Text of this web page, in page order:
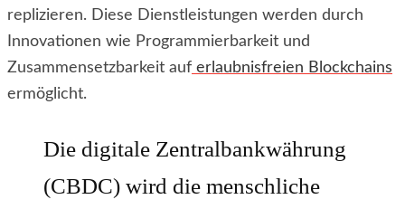
replizieren. Diese Dienstleistungen werden durch
Innovationen wie Programmierbarkeit und
Zusammensetzbarkeit auf erlaubnisfreien Blockchains
ermöglicht.
Die digitale Zentralbankwährung
(CBDC) wird die menschliche